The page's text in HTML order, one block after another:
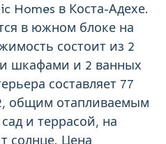
Homes в Коста-Адехе.
в южном блоке на
состоит из 2
шкафами и 2 ванных
составляет 77
общим отапливаемым
и террасой, на
солнце. Цена